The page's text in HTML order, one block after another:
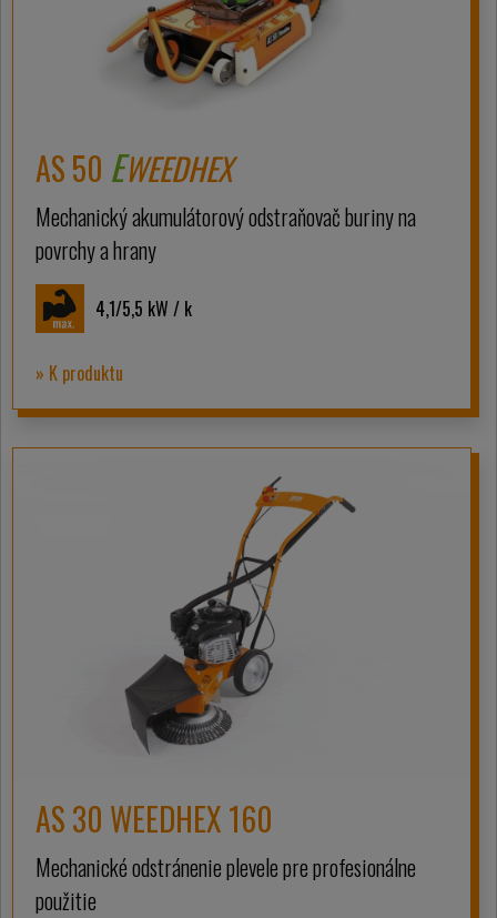
AS 50 EWEEDHEX
Mechanický akumulátorový odstraňovač buriny na
povrchy a hrany
4,1/5,5 kW / k
» K produktu
AS 30 WEEDHEX 160
Mechanické odstránenie plevele pre profesionálne
použitie